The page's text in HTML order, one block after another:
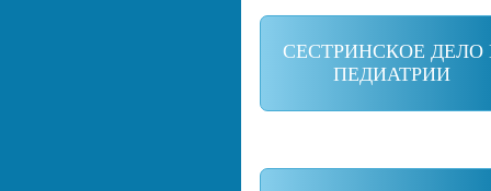
СЕСТРИНСКОЕ ДЕЛО
ПЕДИАТРИИ